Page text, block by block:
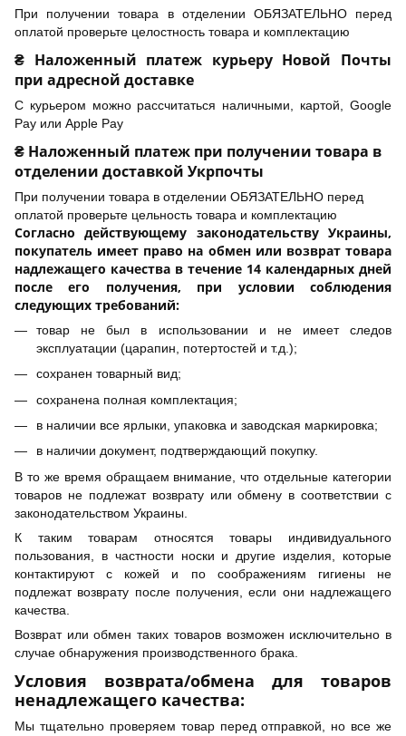
При получении товара в отделении ОБЯЗАТЕЛЬНО перед
оплатой проверьте целостность товара и комплектацию
₴ Наложенный платеж курьеру Новой Почты
при адресной доставке
С курьером можно рассчитаться наличными, картой, Google
Pay или Apple Pay
₴ Наложенный платеж при получении товара в
отделении доставкой Укрпочты
При получении товара в отделении ОБЯЗАТЕЛЬНО перед
оплатой проверьте цельность товара и комплектацию
Согласно действующему законодательству Украины,
покупатель имеет право на обмен или возврат товара
надлежащего качества в течение 14 календарных дней
после его получения, при условии соблюдения
следующих требований:
товар не был в использовании и не имеет следов
эксплуатации (царапин, потертостей и т.д.);
сохранен товарный вид;
сохранена полная комплектация;
в наличии все ярлыки, упаковка и заводская маркировка;
в наличии документ, подтверждающий покупку.
В то же время обращаем внимание, что отдельные категории
товаров не подлежат возврату или обмену в соответствии с
законодательством Украины.
К таким товарам относятся товары индивидуального
пользования, в частности носки и другие изделия, которые
контактируют с кожей и по соображениям гигиены не
подлежат возврату после получения, если они надлежащего
качества.
Возврат или обмен таких товаров возможен исключительно в
случае обнаружения производственного брака.
Условия возврата/обмена для товаров
ненадлежащего качества:
Мы тщательно проверяем товар перед отправкой, но все же